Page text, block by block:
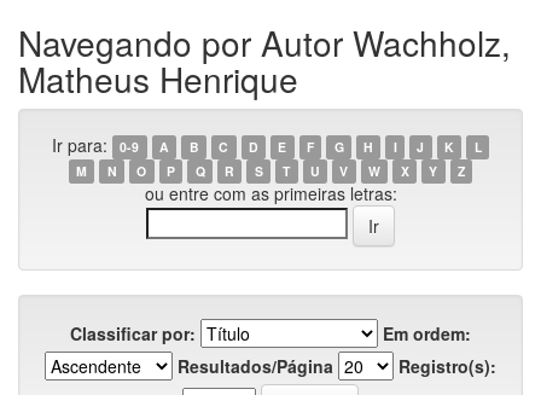
Navegando por Autor Wachholz,
Matheus Henrique
Ir para: 0-9 A B C D E F G H I J K
L
M
N O P Q R S T U V W X Y Z
ou entre com as primeiras letras:
Classificar por:
Em ordem:
Resultados/Página
Registro(s):